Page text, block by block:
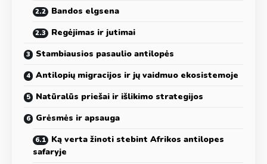
Bandos elgsena
Regėjimas ir jutimai
Stambiausios pasaulio antilopės
Antilopių migracijos ir jų vaidmuo ekosistemoje
Natūralūs priešai ir išlikimo strategijos
Grėsmės ir apsauga
Ką verta žinoti stebint Afrikos antilopes
safaryje